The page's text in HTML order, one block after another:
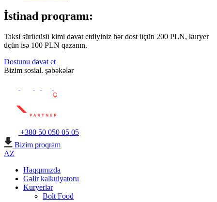
İstinad proqramı:
Taksi sürücüsü kimi dəvət etdiyiniz hər dost üçün 200 PLN, kuryer
üçün isə 100 PLN qazanın.
Dostunu dəvət et
Bizim sosial. şəbəkələr
+380 50 050 05 05
Bizim proqram
AZ
Haqqımızda
Gəlir kalkulyatoru
Kuryerlər
Bolt Food